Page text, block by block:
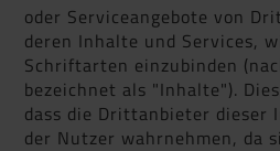
oder Serviceangebote von
deren Inhalte und Services,
Schriftarten einzubinden
bezeichnet als "Inhalte").
dass die Drittanbieter dieser
der Nutzer wahrnehmen, da